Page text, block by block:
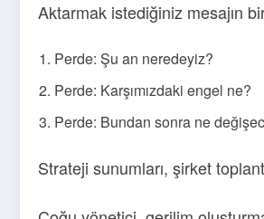
Aktarmak istediğiniz mesajın
Perde: Şu an neredeyiz?
Perde: Karşımızdaki engel ne?
Perde: Bundan sonra ne
Strateji sunumları, şirket